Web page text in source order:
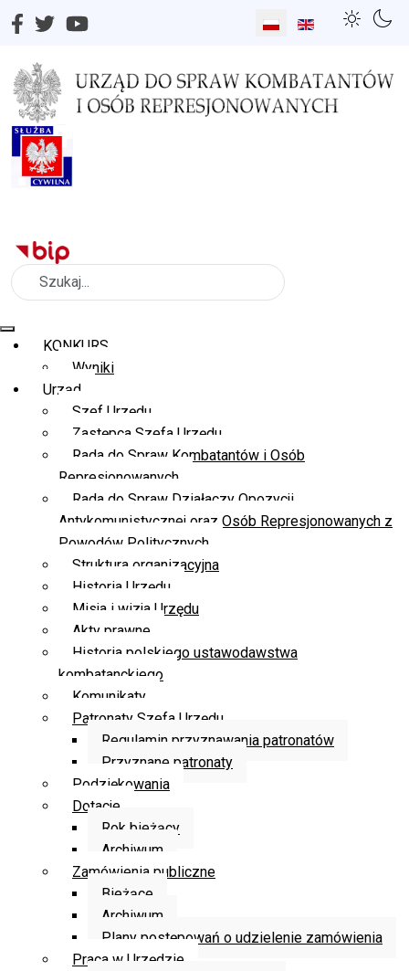
Wybierz swój język
Szukaj
KONKURS
Wyniki
Urząd
Szef Urzędu
Zastępca Szefa Urzędu
Rada do Spraw Kombatantów i Osób
Represjonowanych
Rada do Spraw Działaczy Opozycji
Antykomunistycznej oraz Osób Represjonowanych z
Powodów Politycznych
Struktura organizacyjna
Historia Urzędu
Misja i wizja Urzędu
Akty prawne
Historia polskiego ustawodawstwa
kombatanckiego
Komunikaty
Patronaty Szefa Urzędu
Regulamin przyznawania patronatów
Przyznane patronaty
Podziękowania
Dotacje
Rok bieżący
Archiwum
Zamówienia publiczne
Bieżące
Archiwum
Plany postępowań o udzielenie zamówienia
Praca w Urzędzie